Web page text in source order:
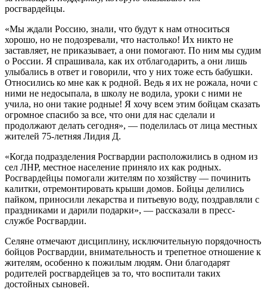
росгвардейцы.
«Мы ждали Россию, знали, что будут к нам относиться
хорошо, но не подозревали, что настолько! Их никто не
заставляет, не приказывает, а они помогают. По ним мы судим
о России. Я спрашивала, как их отблагодарить, а они лишь
улыбались в ответ и говорили, что у них тоже есть бабушки.
Относились ко мне как к родной. Ведь я их не рожала, ночи с
ними не недосыпала, в школу не водила, уроки с ними не
учила, но они такие родные! Я хочу всем этим бойцам сказать
огромное спасибо за все, что они для нас сделали и
продолжают делать сегодня», — поделилась от лица местных
жителей 75-летняя Лидия Д.
«Когда подразделения Росгвардии расположились в одном из
сел ЛНР, местное население приняло их как родных.
Росгвардейцы помогали жителям по хозяйству — починить
калитки, отремонтировать крыши домов. Бойцы делились
пайком, приносили лекарства и питьевую воду, поздравляли с
праздниками и дарили подарки», — рассказали в пресс-
службе Росгвардии.
Селяне отмечают дисциплину, исключительную порядочность
бойцов Росгвардии, внимательность и трепетное отношение к
жителям, особенно к пожилым людям. Они благодарят
родителей росгвардейцев за то, что воспитали таких
достойных сыновей.